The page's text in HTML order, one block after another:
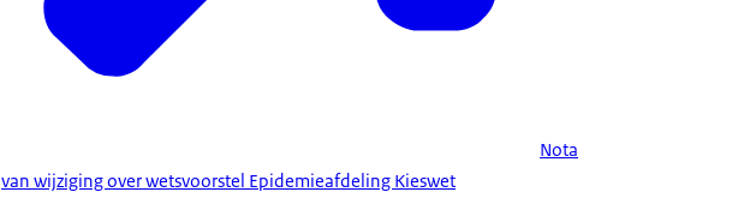
Nota
van wijziging over wetsvoorstel Epidemieafdeling Kieswet